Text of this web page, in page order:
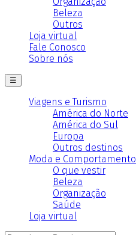
Beleza
Outros
Loja virtual
Fale Conosco
Sobre nós
☰
Viagens e Turismo
América do Norte
América do Sul
Europa
Outros destinos
Moda e Comportamento
O que vestir
Beleza
Organização
Saúde
Loja virtual